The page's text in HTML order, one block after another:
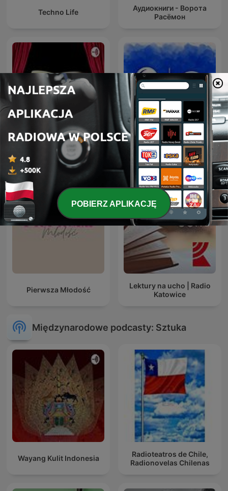
Techno Life
Аудиокниги - Ворота
Расёмон
Радиотеатр
(Radiotheater)
Аудіокниги українською
(Студія Калідор та інші)
Pierwsza Młodość
Lektury na ucho | Radio
Katowice
Międzynarodowe podcasty: Sztuka
Wayang Kulit Indonesia
Radioteatros de Chile,
Radionovelas Chilenas
POBIERZ APLIKACJĘ